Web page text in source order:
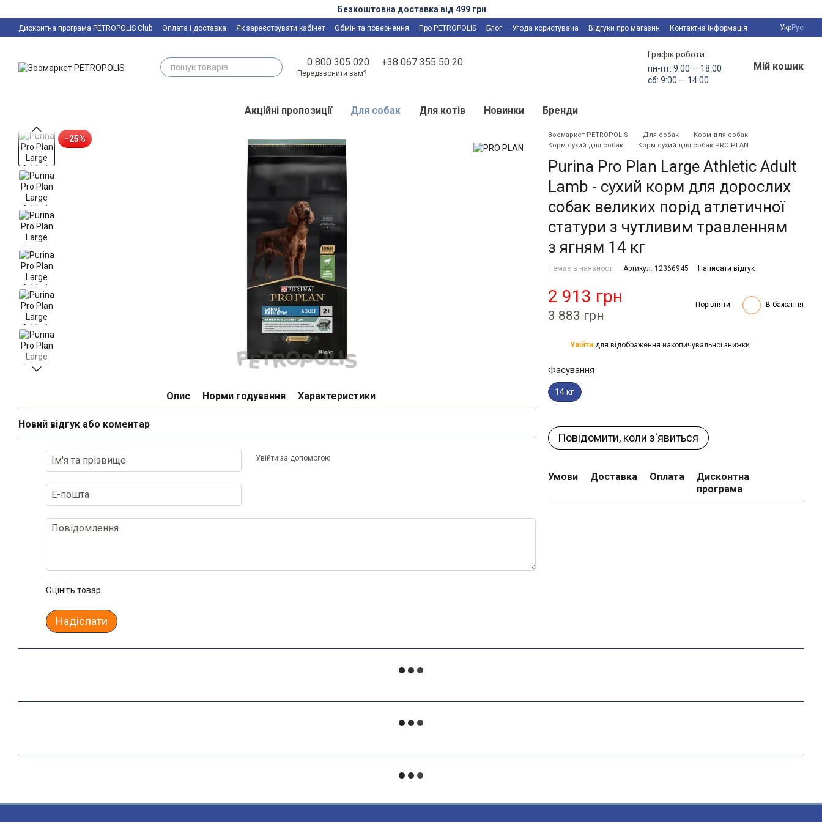
Безкоштовна доставка від 499 грн
Дисконтна програма PETROPOLIS Club Оплата і доставка Як зареєструвати кабінет Обмін та повернення Про PETROPOLIS Блог Угода користувача Відгуки про магазин Контактна інформація УкрРус
0 800 305 020 +38 067 355 50 20
Передзвонити вам?
Графік роботи:
пн-пт: 9:00 — 18:00
сб: 9:00 — 14:00
Мій кошик
Акційні пропозиції Для собак Для котів Новинки Бренди
−25%
Опис Норми годування Характеристики
Новий відгук або коментар
Увійти за допомогою
Оцініть товар
Надіслати
Зоомаркет PETROPOLIS Для собак
Корм для собак
Корм сухий для собак
Корм сухий для собак PRO PLAN
Purina Pro Plan Large Athletic Adult
Lamb - сухий корм для дорослих
собак великих порід атлетичної
статури з чутливим травленням
з ягням 14 кг
Немає в наявності Артикул: 12366945 Написати відгук
2 913 грн
3 883 грн
Порівняти В бажання
Увійти для відображення накопичувальної знижки
Фасування
14 кг
Повідомити, коли з'явиться
Умови Доставка Оплата
Дисконтна
програма